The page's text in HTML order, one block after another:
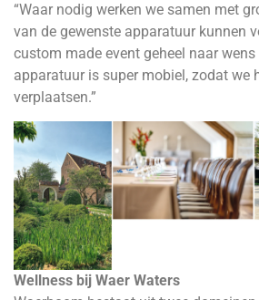
“Waar nodig werken we samen met
van de gewenste apparatuur kunnen
custom made event geheel naar
apparatuur is super mobiel, zodat we
verplaatsen.”
Wellness bij Waer Waters